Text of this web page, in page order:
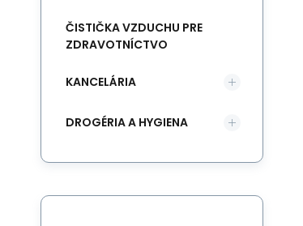
ČISTIČKA VZDUCHU PRE
ZDRAVOTNÍCTVO
KANCELÁRIA
DROGÉRIA A HYGIENA